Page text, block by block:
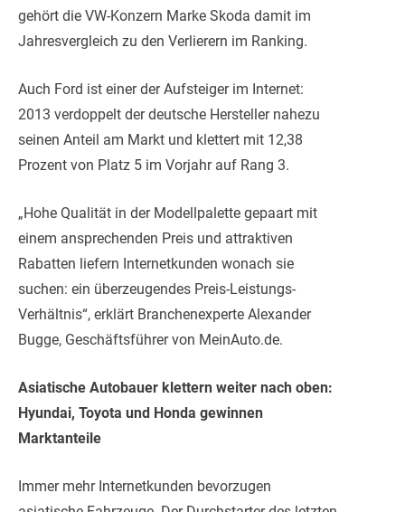
gehört die VW-Konzern Marke Skoda damit im
Jahresvergleich zu den Verlierern im Ranking.
Auch Ford ist einer der Aufsteiger im Internet:
2013 verdoppelt der deutsche Hersteller nahezu
seinen Anteil am Markt und klettert mit 12,38
Prozent von Platz 5 im Vorjahr auf Rang 3.
„Hohe Qualität in der Modellpalette gepaart mit
einem ansprechenden Preis und attraktiven
Rabatten liefern Internetkunden wonach sie
suchen: ein überzeugendes Preis-Leistungs-
Verhältnis“, erklärt Branchenexperte Alexander
Bugge, Geschäftsführer von MeinAuto.de.
Asiatische Autobauer klettern weiter nach oben:
Hyundai, Toyota und Honda gewinnen
Marktanteile
Immer mehr Internetkunden bevorzugen